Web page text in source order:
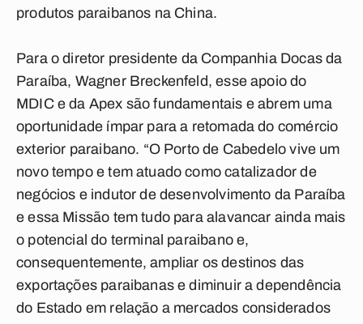
produtos paraibanos na China.
Para o diretor presidente da Companhia Docas da
Paraíba, Wagner Breckenfeld, esse apoio do
MDIC e da Apex são fundamentais e abrem uma
oportunidade ímpar para a retomada do comércio
exterior paraibano. “O Porto de Cabedelo vive um
novo tempo e tem atuado como catalizador de
negócios e indutor de desenvolvimento da Paraíba
e essa Missão tem tudo para alavancar ainda mais
o potencial do terminal paraibano e,
consequentemente, ampliar os destinos das
exportações paraibanas e diminuir a dependência
do Estado em relação a mercados considerados